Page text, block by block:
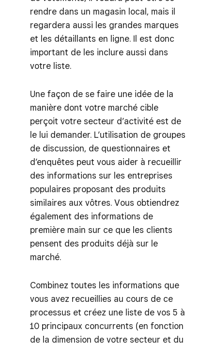
rendre dans un magasin local, mais il
regardera aussi les grandes marques
et les détaillants en ligne. Il est donc
important de les inclure aussi dans
votre liste.
Une façon de se faire une idée de la
manière dont votre marché cible
perçoit votre secteur d’activité est de
le lui demander. L’utilisation de groupes
de discussion, de questionnaires et
d’enquêtes peut vous aider à recueillir
des informations sur les entreprises
populaires proposant des produits
similaires aux vôtres. Vous obtiendrez
également des informations de
première main sur ce que les clients
pensent des produits déjà sur le
marché.
Combinez toutes les informations que
vous avez recueillies au cours de ce
processus et créez une liste de vos 5 à
10 principaux concurrents (en fonction
de la dimension de votre secteur et du